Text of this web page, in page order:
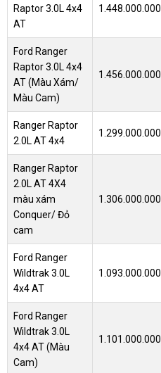
Raptor 3.0L 4x4
AT
1.448.000.000
Ford Ranger
Raptor 3.0L 4x4
AT (Màu Xám/
Màu Cam)
1.456.000.000
Ranger Raptor
2.0L AT 4x4
1.299.000.000
Ranger Raptor
2.0L AT 4X4
màu xám
Conquer/ Đỏ
cam
1.306.000.000
Ford Ranger
Wildtrak 3.0L
4x4 AT
1.093.000.000
Ford Ranger
Wildtrak 3.0L
4x4 AT (Màu
Cam)
1.101.000.000